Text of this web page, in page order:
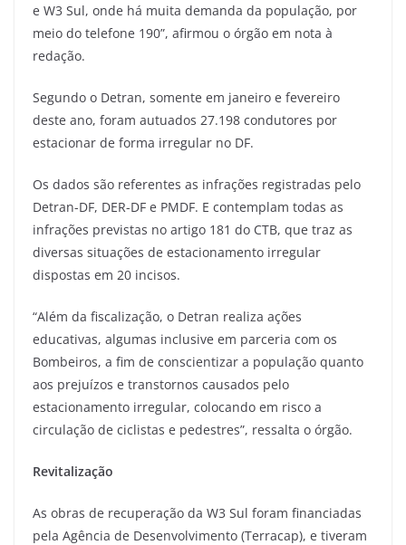
e W3 Sul, onde há muita demanda da população, por
meio do telefone 190”, afirmou o órgão em nota à
redação.
Segundo o Detran, somente em janeiro e fevereiro
deste ano, foram autuados 27.198 condutores por
estacionar de forma irregular no DF.
Os dados são referentes as infrações registradas pelo
Detran-DF, DER-DF e PMDF. E contemplam todas as
infrações previstas no artigo 181 do CTB, que traz as
diversas situações de estacionamento irregular
dispostas em 20 incisos.
“Além da fiscalização, o Detran realiza ações
educativas, algumas inclusive em parceria com os
Bombeiros, a fim de conscientizar a população quanto
aos prejuízos e transtornos causados pelo
estacionamento irregular, colocando em risco a
circulação de ciclistas e pedestres”, ressalta o órgão.
Revitalização
As obras de recuperação da W3 Sul foram financiadas
pela Agência de Desenvolvimento (Terracap), e tiveram